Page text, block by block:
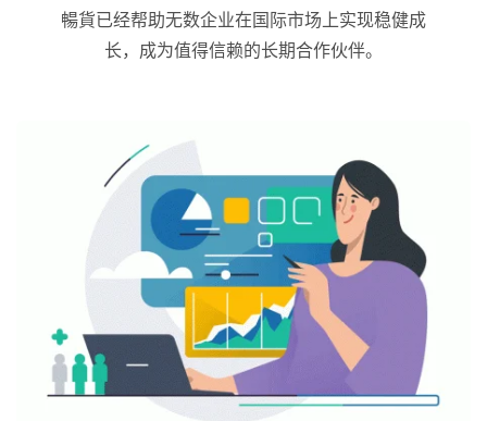
暢貨已经帮助无数企业在国际市场上实现稳健成
长，成为值得信赖的长期合作伙伴。